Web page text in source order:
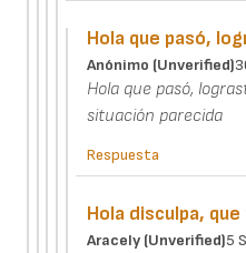
Hola que pasó,
Anónimo (unverified)
Hola que pasó,
situación parecida
Respuesta
Hola disculpa,
Aracely (unverified)5